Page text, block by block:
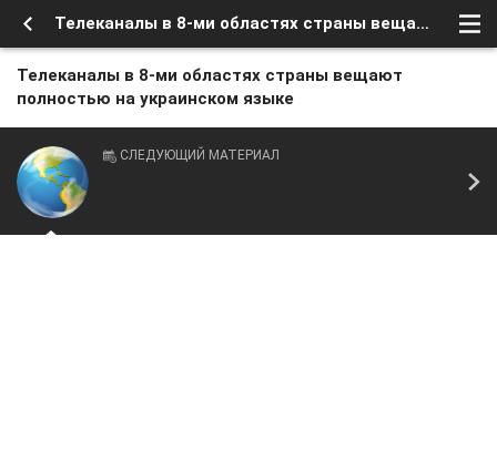
Телеканалы в 8-ми областях страны вещают полностью на украинском языке
Телеканалы в 8-ми областях страны вещают
полностью на украинском языке
СЛЕДУЮЩИЙ МАТЕРИАЛ